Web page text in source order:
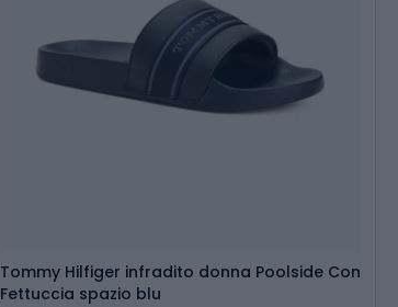
Tommy Hilfiger infradito donna Poolside Con
Fettuccia spazio blu